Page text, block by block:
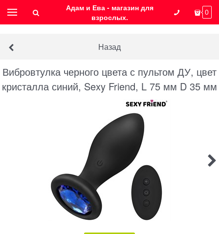
Адам и Ева - магазин для
взрослых.
0
Назад
Вибровтулка черного цвета с пультом ДУ, цвет
кристалла синий, Sexy Friend, L 75 мм D 35 мм